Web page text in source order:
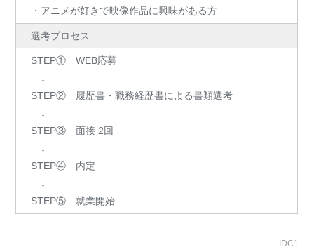
・アニメが好きで映像作品に興味がある方
選考プロセス
STEP① WEB応募
↓
STEP② 履歴書・職務経歴書による書類選考
↓
STEP③ 面接 2回
↓
STEP④ 内定
↓
STEP⑤ 就業開始
IDC1